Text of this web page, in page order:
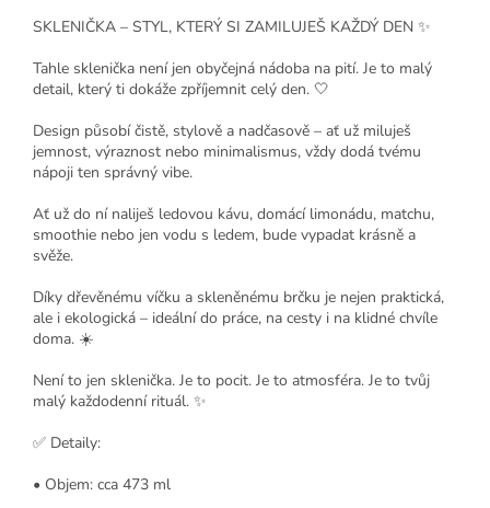
SKLENIČKA – STYL, KTERÝ SI ZAMILUJEŠ KAŽDÝ DEN ✨
Tahle sklenička není jen obyčejná nádoba na pití. Je to malý
detail, který ti dokáže zpříjemnit celý den. 🤍
Design působí čistě, stylově a nadčasově – ať už miluješ
jemnost, výraznost nebo minimalismus, vždy dodá tvému
nápoji ten správný vibe.
Ať už do ní naliješ ledovou kávu, domácí limonádu, matchu,
smoothie nebo jen vodu s ledem, bude vypadat krásně a
svěže.
Díky dřevěnému víčku a skleněnému brčku je nejen praktická,
ale i ekologická – ideální do práce, na cesty i na klidné chvíle
doma. ☀️
Není to jen sklenička. Je to pocit. Je to atmosféra. Je to tvůj
malý každodenní rituál. ✨
✅ Detaily:
• Objem: cca 473 ml